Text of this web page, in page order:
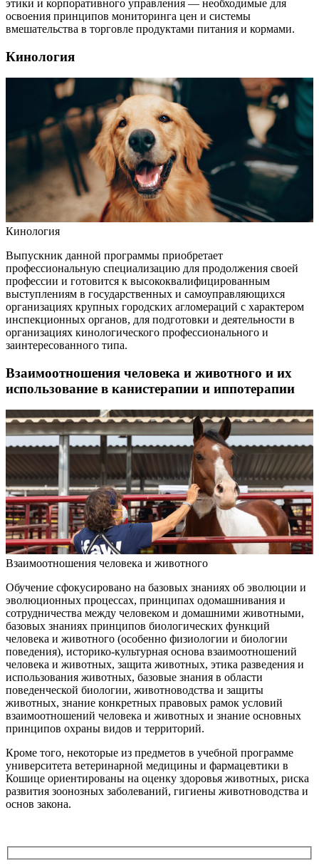
этики и корпоративного управления — необходимые для
освоения принципов мониторинга цен и системы
вмешательства в торговле продуктами питания и кормами.
Кинология
Кинология
Выпускник данной программы приобретает
профессиональную специализацию для продолжения своей
профессии и готовится к высококвалифицированным
выступлениям в государственных и самоуправляющихся
организациях крупных городских агломераций с характером
инспекционных органов, для подготовки и деятельности в
организациях кинологического профессионального и
заинтересованного типа.
Взаимоотношения человека и животного и их
использование в канистерапии и иппотерапии
Взаимоотношения человека и животного
Обучение сфокусировано на базовых знаниях об эволюции и
эволюционных процессах, принципах одомашнивания и
сотрудничества между человеком и домашними животными,
базовых знаниях принципов биологических функций
человека и животного (особенно физиологии и биологии
поведения), историко-культурная основа взаимоотношений
человека и животных, защита животных, этика разведения и
использования животных, базовые знания в области
поведенческой биологии, животноводства и защиты
животных, знание конкретных правовых рамок условий
взаимоотношений человека и животных и знание основных
принципов охраны видов и территорий.
Кроме того, некоторые из предметов в учебной программе
университета ветеринарной медицины и фармацевтики в
Кошице ориентированы на оценку здоровья животных, риска
развития зоонозных заболеваний, гигиены животноводства и
основ закона.